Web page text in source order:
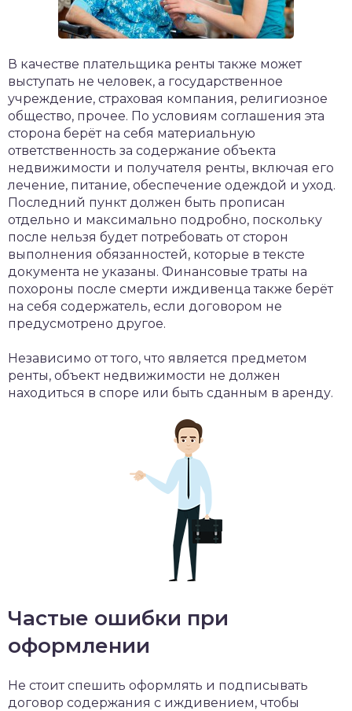
В качестве плательщика ренты также может
выступать не человек, а государственное
учреждение, страховая компания, религиозное
общество, прочее. По условиям соглашения эта
сторона берёт на себя материальную
ответственность за содержание объекта
недвижимости и получателя ренты, включая его
лечение, питание, обеспечение одеждой и уход.
Последний пункт должен быть прописан
отдельно и максимально подробно, поскольку
после нельзя будет потребовать от сторон
выполнения обязанностей, которые в тексте
документа не указаны. Финансовые траты на
похороны после смерти иждивенца также берёт
на себя содержатель, если договором не
предусмотрено другое.
Независимо от того, что является предметом
ренты, объект недвижимости не должен
находиться в споре или быть сданным в аренду.
Частые ошибки при
оформлении
Не стоит спешить оформлять и подписывать
договор содержания с иждивением, чтобы